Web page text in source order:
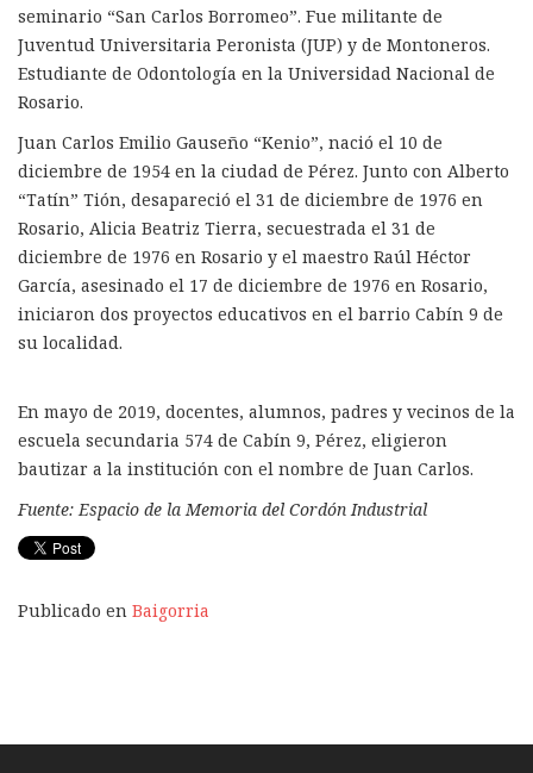
seminario “San Carlos Borromeo”. Fue militante de
Juventud Universitaria Peronista (JUP) y de Montoneros.
Estudiante de Odontología en la Universidad Nacional de
Rosario.
Juan Carlos Emilio Gauseño “Kenio”, nació el 10 de
diciembre de 1954 en la ciudad de Pérez. Junto con Alberto
“Tatín” Tión, desapareció el 31 de diciembre de 1976 en
Rosario, Alicia Beatriz Tierra, secuestrada el 31 de
diciembre de 1976 en Rosario y el maestro Raúl Héctor
García, asesinado el 17 de diciembre de 1976 en Rosario,
iniciaron dos proyectos educativos en el barrio Cabín 9 de
su localidad.
En mayo de 2019, docentes, alumnos, padres y vecinos de la
escuela secundaria 574 de Cabín 9, Pérez, eligieron
bautizar a la institución con el nombre de Juan Carlos.
Fuente: Espacio de la Memoria del Cordón Industrial
Publicado en Baigorria